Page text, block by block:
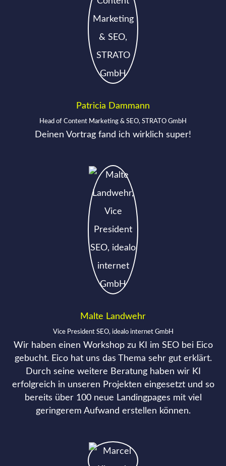
Patricia Dammann
Head of Content Marketing & SEO, STRATO GmbH
Deinen Vortrag fand ich wirklich super!
Malte Landwehr
Vice President SEO, idealo internet GmbH
Wir haben einen Workshop zu KI im SEO bei Eico
gebucht. Eico hat uns das Thema sehr gut erklärt.
Durch seine weitere Beratung haben wir KI
erfolgreich in unseren Projekten eingesetzt und so
bereits über 100 neue Landingpages mit viel
geringerem Aufwand erstellen können.